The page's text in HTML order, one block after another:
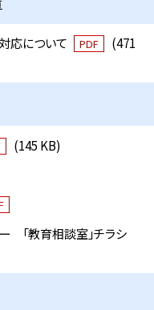
応について PDF
(471
(145 KB)
「教育相談室」チラシ